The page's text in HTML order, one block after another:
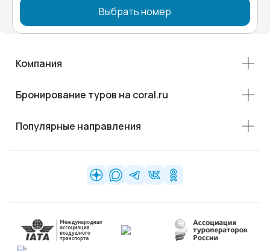
Выбрать номер
Компания
Бронирование туров на coral.ru
Популярные направления